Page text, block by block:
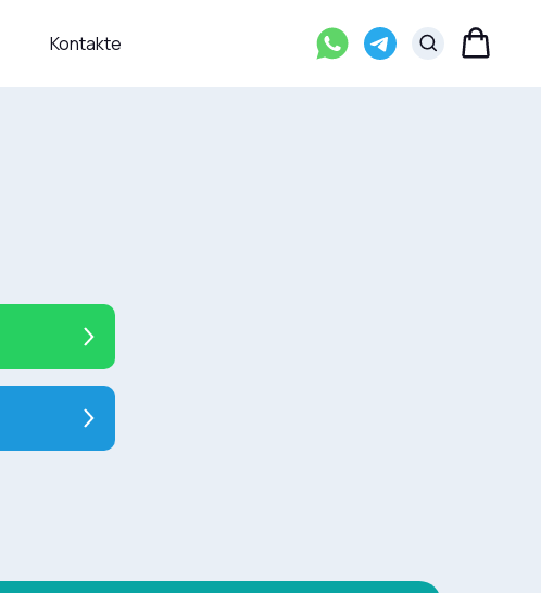
+49 177-935-9767
Kontakte